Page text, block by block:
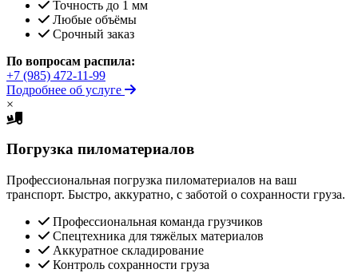
Точность до 1 мм
Любые объёмы
Срочный заказ
По вопросам распила:
+7 (985) 472-11-99
Подробнее об услуге
×
Погрузка пиломатериалов
Профессиональная погрузка пиломатериалов на ваш
транспорт. Быстро, аккуратно, с заботой о сохранности груза.
Профессиональная команда грузчиков
Спецтехника для тяжёлых материалов
Аккуратное складирование
Контроль сохранности груза